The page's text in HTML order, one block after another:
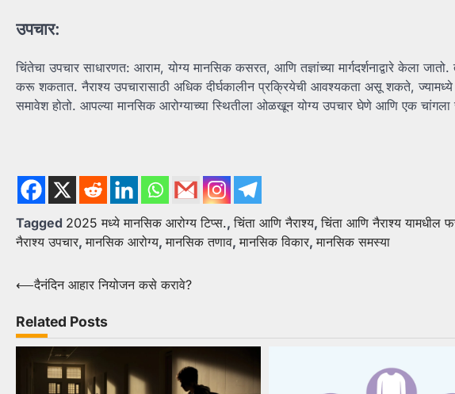
उपचार:
चिंतेचा उपचार साधारणत: आराम, योग्य मानसिक कसरत, आणि तज्ञांच्या मार्गदर्शनाद्वारे केला
करू शकतात. नैराश्य उपचारासाठी अधिक दीर्घकालीन प्रक्रियेची आवश्यकता असू शकते,
समावेश होतो. आपल्या मानसिक आरोग्याच्या स्थितीला ओळखून योग्य उपचार घेणे आणि एक
Tagged 2025 मध्ये मानसिक आरोग्य टिप्स.,चिंता आणि नैराश्य,चिंता आणि नैराश्य यामधील
नैराश्य उपचार,मानसिक आरोग्य,मानसिक तणाव,मानसिक विकार,मानसिक समस्या
Post
navigation
⟵दैनंदिन आहार नियोजन कसे करावे?
Related Posts